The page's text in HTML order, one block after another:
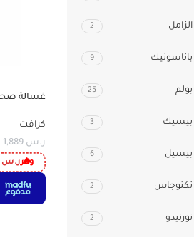
الزامل 2
باناسونيك 9
بولم 25
بيسيك 3
بيسيل 6
تكنوجاس 2
تورنيدو 2
-38%
كرافت
ر.س 1,889
وفرر.س